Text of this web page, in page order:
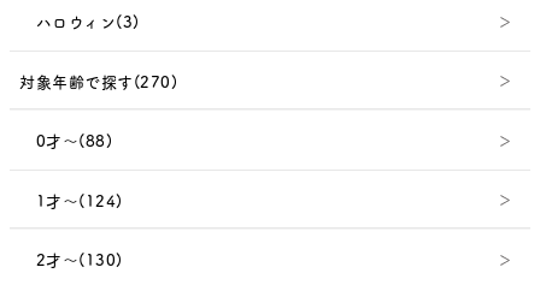
ハロウィン(3)
対象年齢で探す(270)
0才～(88)
1才～(124)
2才～(130)